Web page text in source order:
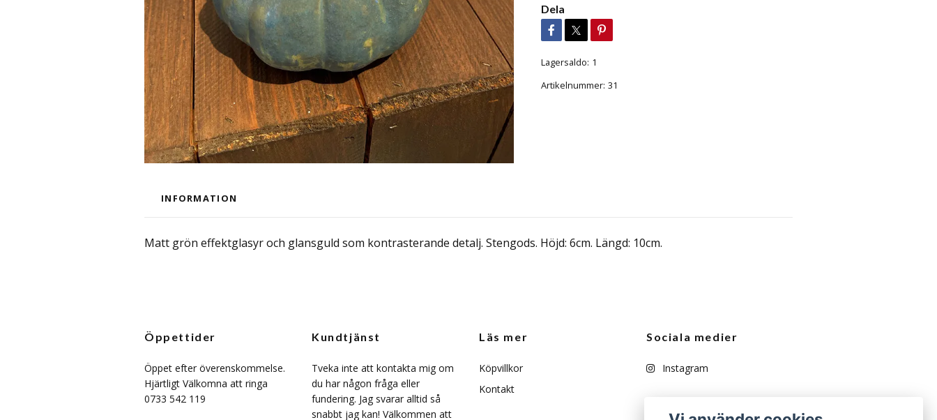
Dela
Lagersaldo: 1
Artikelnummer: 31
INFORMATION
Matt grön effektglasyr och glansguld som kontrasterande detalj. Stengods. Höjd: 6cm. Längd: 10cm.
Öppettider
Öppet efter överenskommelse.
Hjärtligt Välkomna att ringa
0733 542 119
Kundtjänst
Tveka inte att kontakta mig om
du har någon fråga eller
fundering. Jag svarar alltid så
snabbt jag kan! Välkommen att
Läs mer
Köpvillkor
Kontakt
Sociala medier
Instagram